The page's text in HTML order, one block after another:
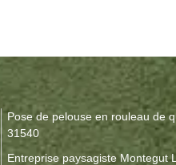
Pose de pelouse en rouleau de
31540
Entreprise paysagiste Montegut